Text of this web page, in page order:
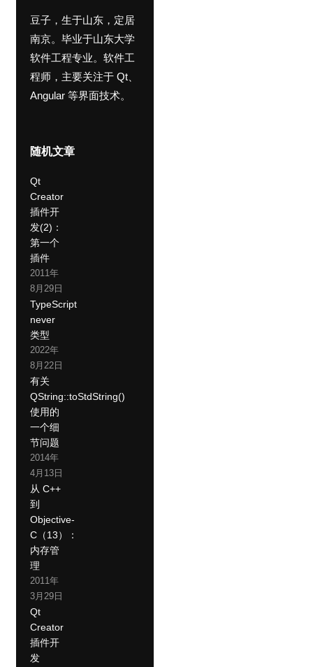
豆子，生于山东，定居
南京。毕业于山东大学
软件工程专业。软件工
程师，主要关注于 Qt、
Angular 等界面技术。
随机文章
Qt
Creator
插件开
发(2)：
第一个
插件
2011年
8月29日
TypeScript
never
类型
2022年
8月22日
有关
QString::toStdString()
使用的
一个细
节问题
2014年
4月13日
从 C++
到
Objective-
C（13）：
内存管
理
2011年
3月29日
Qt
Creator
插件开
发